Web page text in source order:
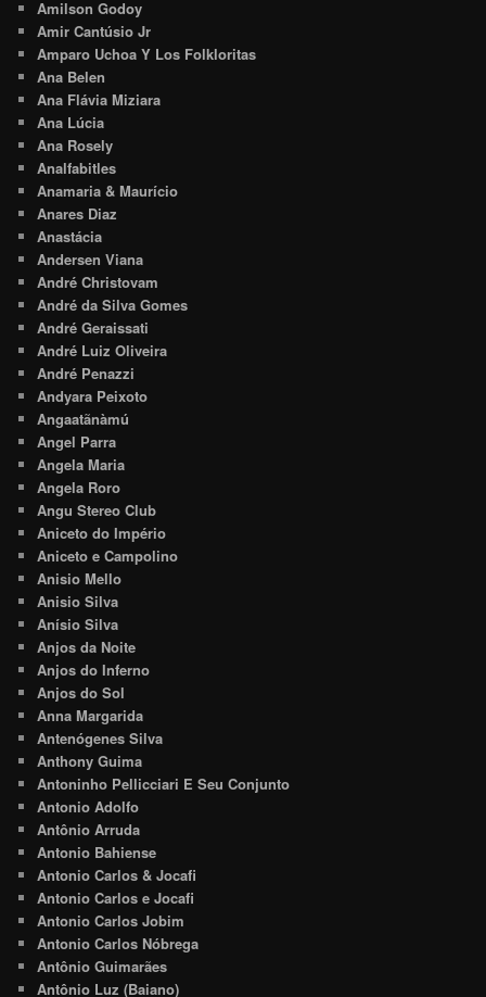
Amilson Godoy
Amir Cantúsio Jr
Amparo Uchoa Y Los Folkloritas
Ana Belen
Ana Flávia Miziara
Ana Lúcia
Ana Rosely
Analfabitles
Anamaria & Maurício
Anares Diaz
Anastácia
Andersen Viana
André Christovam
André da Silva Gomes
André Geraissati
André Luiz Oliveira
André Penazzi
Andyara Peixoto
Angaatãnàmú
Angel Parra
Angela Maria
Angela Roro
Angu Stereo Club
Aniceto do Império
Aniceto e Campolino
Anisio Mello
Anisio Silva
Anísio Silva
Anjos da Noite
Anjos do Inferno
Anjos do Sol
Anna Margarida
Antenógenes Silva
Anthony Guima
Antoninho Pellicciari E Seu Conjunto
Antonio Adolfo
Antônio Arruda
Antonio Bahiense
Antonio Carlos & Jocafi
Antonio Carlos e Jocafi
Antonio Carlos Jobim
Antonio Carlos Nóbrega
Antônio Guimarães
Antônio Luz (Baiano)